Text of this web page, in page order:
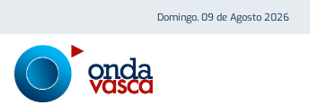
Domingo, 09 de Agosto 2026